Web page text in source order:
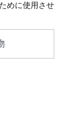
めに使用させ